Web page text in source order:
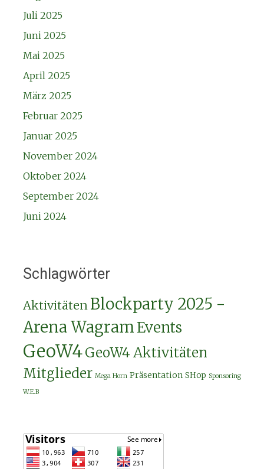
Juli 2025
Juni 2025
Mai 2025
April 2025
März 2025
Februar 2025
Januar 2025
November 2024
Oktober 2024
September 2024
Juni 2024
Schlagwörter
Aktivitäten Blockparty 2025 -
Arena WagramEvents
GeoW4GeoW4 Aktivitäten
Mitglieder Mega Horn Präsentation SHop Sponsoring
W.E.B